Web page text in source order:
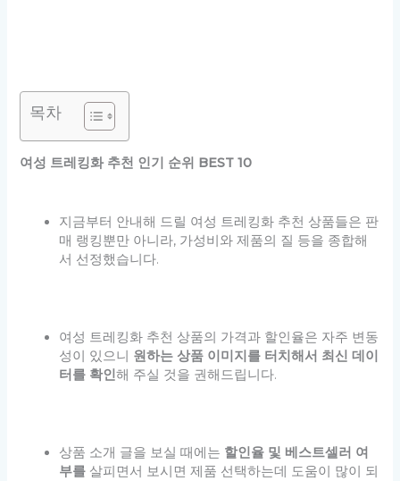
목차
여성 트레킹화 추천 인기 순위 BEST 10
지금부터 안내해 드릴 여성 트레킹화 추천 상품들은 판
매 랭킹뿐만 아니라, 가성비와 제품의 질 등을 종합해
서 선정했습니다.
여성 트레킹화 추천 상품의 가격과 할인율은 자주 변동
성이 있으니 원하는 상품 이미지를 터치해서 최신 데이
터를 확인해 주실 것을 권해드립니다.
상품 소개 글을 보실 때에는 할인율 및 베스트셀러 여
부를 살피면서 보시면 제품 선택하는데 도움이 많이 되